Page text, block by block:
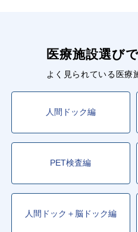
医療施設選び
よく見られている医療
人間ドック編
PET検査編
人間ドック＋脳ドック編